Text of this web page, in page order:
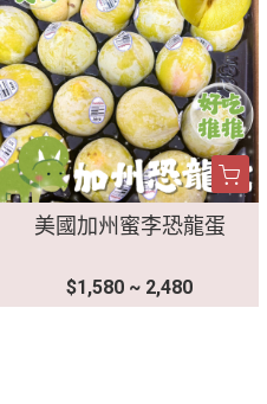
美國加州蜜李恐龍蛋
$1,580 ~ 2,480